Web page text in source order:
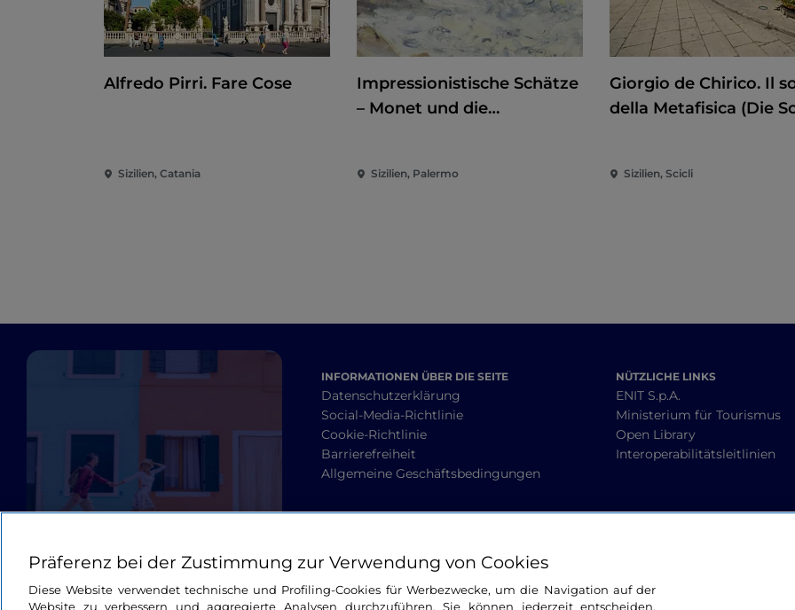
Alfredo Pirri. Fare Cose
Sizilien, Catania
Impressionistische Schätze
– Monet und die
Sizilien, Palermo
Giorgio de Chirico. Il
della Metafisica (Die
Sizilien, Scicli
INFORMATIONEN ÜBER DIE SEITE
Datenschutzerklärung
Social-Media-Richtlinie
Cookie-Richtlinie
Barrierefreiheit
Allgemeine Geschäftsbedingungen
NÜTZLICHE LINKS
ENIT S.p.A.
Ministerium für Tourismus
Open Library
Interoperabilitätsleitlinien
Präferenz bei der Zustimmung zur Verwendung von Cookies
Diese Website verwendet technische und Profiling-Cookies für Werbezwecke, um die Navigation auf der
Website zu verbessern und aggregierte Analysen durchzuführen. Sie können jederzeit entscheiden,